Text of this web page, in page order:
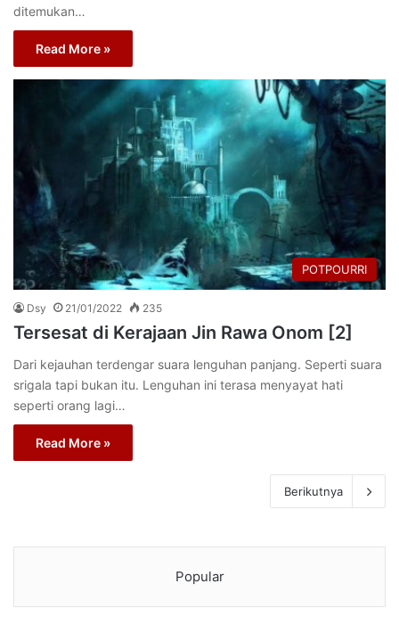
ditemukan…
Read More »
POTPOURRI
Dsy 21/01/2022 235
Tersesat di Kerajaan Jin Rawa Onom [2]
Dari kejauhan terdengar suara lenguhan panjang. Seperti suara
srigala tapi bukan itu. Lenguhan ini terasa menyayat hati
seperti orang lagi…
Read More »
Berikutnya
Popular